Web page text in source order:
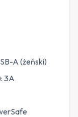
A (żeński)
3A